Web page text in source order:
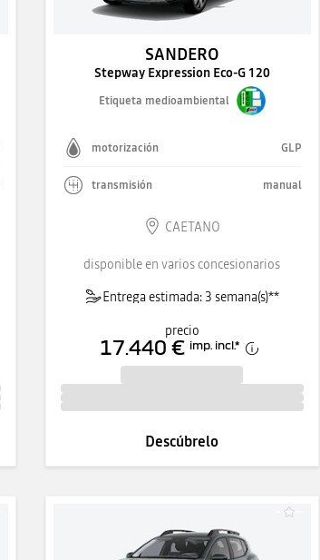
SANDERO
Stepway Expression Eco-G 120
Etiqueta medioambiental
motorización GLP
transmisión manual
CAETANO
disponible en varios concesionarios
Entrega estimada: 3 semana(s)**
precio
17.440 € imp. incl.*
Descúbrelo